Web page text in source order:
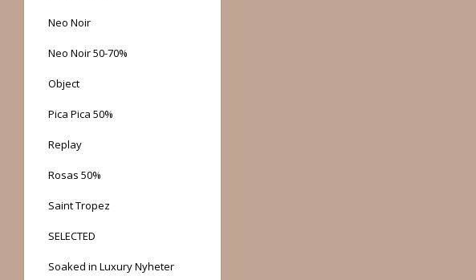
Neo Noir
Neo Noir 50-70%
Object
Pica Pica 50%
Replay
Rosas 50%
Saint Tropez
SELECTED
Soaked in Luxury Nyheter